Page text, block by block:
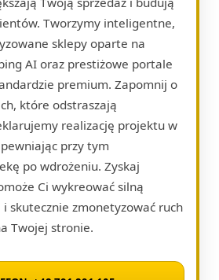
Tworzymy inteligentne,
sklepy oparte na
AI oraz prestiżowe portale
premium. Zapomnij o
które odstraszają
realizację projektu w
przy tym
po wdrożeniu. Zyskaj
Ci wykreować silną
i skutecznie zmonetyzować ruch
Twojej stronie.